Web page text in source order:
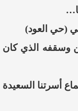
(حي العود)
وسقفه الذي كان
أسرتنا السعيدة